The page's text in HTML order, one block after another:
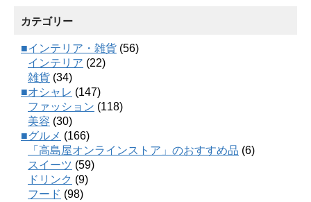
カテゴリー
■インテリア・雑貨 (56)
インテリア (22)
雑貨 (34)
■オシャレ (147)
ファッション (118)
美容 (30)
■グルメ (166)
「高島屋オンラインストア」のおすすめ品 (6)
スイーツ (59)
ドリンク (9)
フード (98)